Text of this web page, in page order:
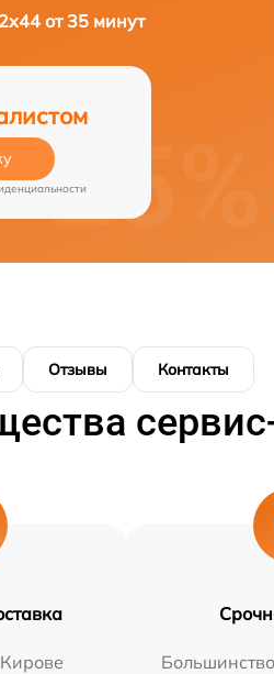
от 35 минут
Отзывы Контакты